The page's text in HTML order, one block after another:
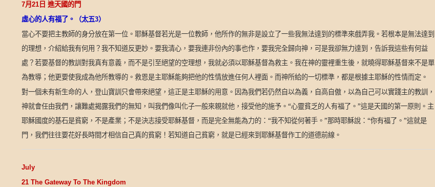
7月 21 日 進天國的門
虛心的人有福了。（太五3）
當心不要把主教師的身分放在第一位。耶穌基督若光是一位教師，他所作的無非是設立了一些我無法達到的標準來戲弄我。若根本是無法達到
的理想，介紹給我有何用？我不知道反更妙。要我清心，要我連非份內的事也作，要我完全歸向神，可是我卻無力達到，告訴我這些有何益
處？若要基督的教訓對我真有意義，而不是引至絕望的空理想，我就必須以耶穌基督為救主。我在神的靈裡重生後，就曉得耶穌基督來不是單
為教導；他更要使我成為他所教導的。救恩是主耶穌能夠把他的性情放進任何人裡面。而神所給的一切標準，都是根據主耶穌的性情而定。
對一個未有新生命的人，登山寶訓只會帶來絕望，這正是主耶穌的用意。因為我們若仍然自以為義，自高自傲，以為自己可以實踐主的教訓，
神就會任由我們，讓難處揭露我們的無知，叫我們像叫化子一般來親就他，接受他的施予。“心靈貧乏的人有福了。”這是天國的第一原則。主
耶穌國度的基石是貧窮，不是產業；不是決志接受耶穌基督，而是完全無能為力的：“我不知從何著手。”那時耶穌說：“你有福了。”這就是
門，我們往往要花好長時間才相信自己真的貧窮！若知道自己貧窮，就是已經來到耶穌基督作工的道德前線。
July
21 The Gateway To The Kingdom